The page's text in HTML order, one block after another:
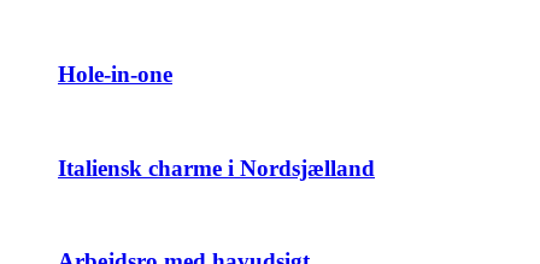
Hole-in-one
Italiensk charme i Nordsjælland